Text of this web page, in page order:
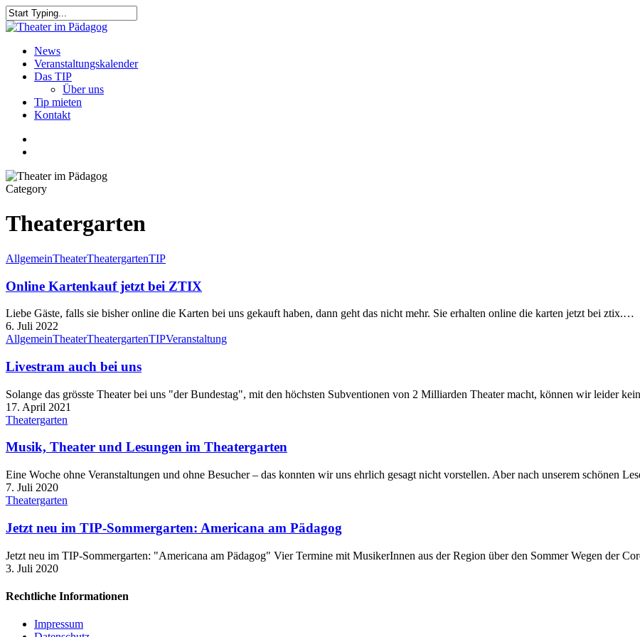
Skip
to
content
Close
search
Menu
News
Veranstaltungskalender
Das TIP
Über uns
Tip mieten
Kontakt
Category
Theatergarten
AllgemeinTheaterTheatergartenTIP
Online Kartenkauf jetzt bei ZTIX
Liebe Gäste, falls sie bisher online die Karten bei uns gekauft haben, dann geht das nicht mehr. Sie erhalten online die karten jetzt bei ztix.…
6. Juli 2022
AllgemeinTheaterTheatergartenTIPVeranstaltung
Livestram auch bei uns
Solange das grösste Theater bei uns "der Bundestag", mit den höchsten Subventionen von 2 Milliarden Theater macht, können wir leider
17. April 2021
Theatergarten
Musik, Theater und Lesungen im Theatergarten
Eine Woche ohne Veranstaltungen und ohne Besucher – das konnten wir uns ehrlich gesagt nicht vorstellen. Aber nach unserem schönen
7. Juli 2020
Theatergarten
Jetzt neu im TIP-Sommergarten: Americana am Pädagog
Jetzt neu im TIP-Sommergarten: "Americana am Pädagog" Vier Termine mit MusikerInnen aus der Region über den Sommer Wegen der
3. Juli 2020
Rechtliche Informationen
Impressum